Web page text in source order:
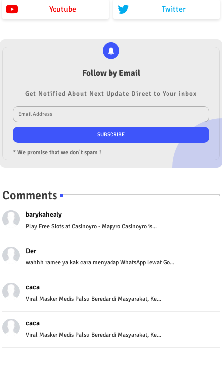
Youtube Twitter
Follow by Email
Get Notified About Next Update Direct to Your inbox
* We promise that we don't spam !
Comments
barykahealy
Play Free Slots at Casinoyro - Mapyro Casinoyro is...
Der
wahhh ramee ya kak cara menyadap WhatsApp lewat Go...
caca
Viral Masker Medis Palsu Beredar di Masyarakat, Ke...
caca
Viral Masker Medis Palsu Beredar di Masyarakat, Ke...